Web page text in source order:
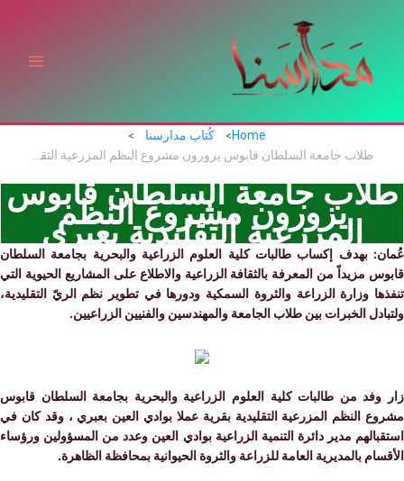
Home
كُتاب مدارسنا
طلاب جامعة السلطان قابوس يزورون مشروع النظم المزرعية التقليدية بعبري
جامعة السلطان قابوس
يزورون مشروع النظم
المزرعية التقليدية بعبري
بهدف إكساب طالبات كلية العلوم الزراعية والبحرية بجامعة السلطان
مزيداً من المعرفة بالثقافة الزراعية والاطلاع على المشاريع الحيوية التي
وزارة الزراعة والثروة السمكية ودورها في تطوير نظم الريّ التقليدية،
الخبرات بين طلاب الجامعة والمهندسين والفنيين الزراعيين.
من طالبات كلية العلوم الزراعية والبحرية بجامعة السلطان قابوس
النظم المزرعية التقليدية بقرية عملا بوادي العين بعبري ، وقد كان في
مدير دائرة التنمية الزراعية بوادي العين وعدد من المسؤولين ورؤساء
بالمديرية العامة للزراعة والثروة الحيوانية بمحافظة الظاهرة.